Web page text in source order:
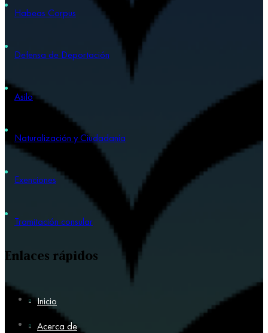
Habeas Corpus
Defensa de Deportación
Asilo
Naturalización y Ciudadanía
Exenciones
Tramitación consular
Enlaces rápidos
Inicio
Acerca de